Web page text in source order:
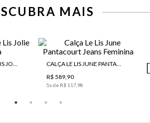
MAIS
BLUSA ALGODÃO LE LIS JOLIE IV FEMININA
CALÇA LE LIS JUNE PANTACOURT JEANS FEMININA
R$ 589,90
5x de R$ 117,98